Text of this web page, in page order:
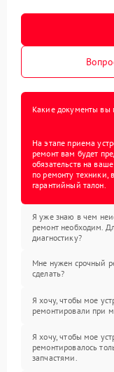
Какие документы вы
На этапе приема
ремонт вам будет
обязательств на
по ремонту техники,
гарантийный талон.
Я уже знаю в чем
ремонт необходим.
диагностику?
Мне нужен срочный
сделать?
Я хочу, чтобы мое
ремонтировали при
Я хочу, чтобы мое
ремонтировалось
запчастями.